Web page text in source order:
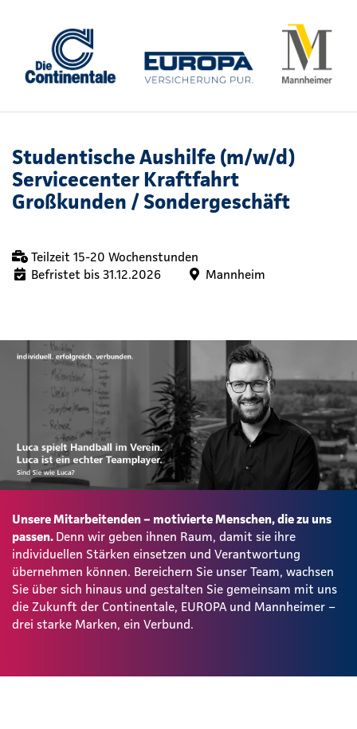
Studentische Aushilfe (m/w/d)
Servicecenter Kraftfahrt
Großkunden / Sondergeschäft
Teilzeit 15-20 Wochenstunden
Befristet bis 31.12.2026
Mannheim
Unsere Mitarbeitenden – motivierte Menschen, die zu uns
passen. Denn wir geben ihnen Raum, damit sie ihre
individuellen Stärken einsetzen und Verantwortung
übernehmen können. Bereichern Sie unser Team, wachsen
Sie über sich hinaus und gestalten Sie gemeinsam mit uns
die Zukunft der Continentale, EUROPA und Mannheimer –
drei starke Marken, ein Verbund.